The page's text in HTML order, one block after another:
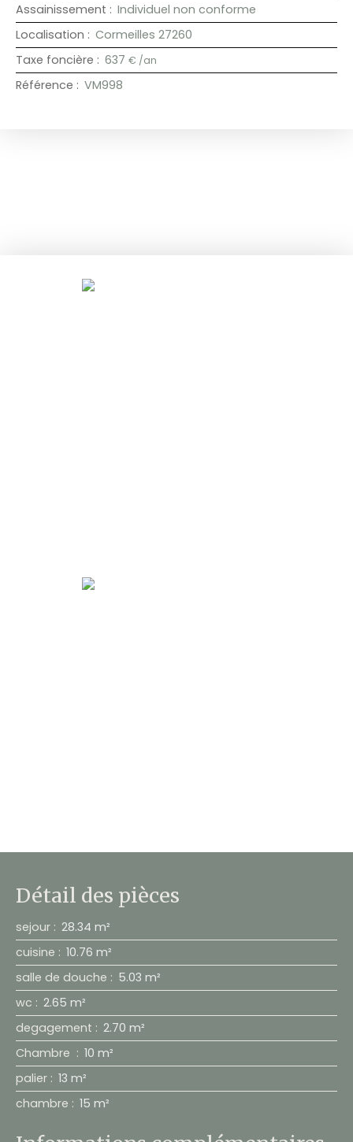
Assainissement : Individuel non conforme
Localisation : Cormeilles 27260
Taxe foncière : 637 € /an
Référence : VM998
Détail des pièces
sejour : 28.34 m²
cuisine : 10.76 m²
salle de douche : 5.03 m²
wc : 2.65 m²
degagement : 2.70 m²
Chambre : 10 m²
palier : 13 m²
chambre : 15 m²